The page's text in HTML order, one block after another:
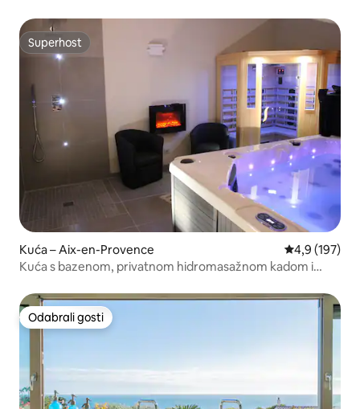
Superhost
Superhost
Kuća – Aix-en-Provence Prosječna
4,9 (197)
Kuća s bazenom, privatnom hidromasažnom kadom i
Odabrali gosti
Odabrali gosti